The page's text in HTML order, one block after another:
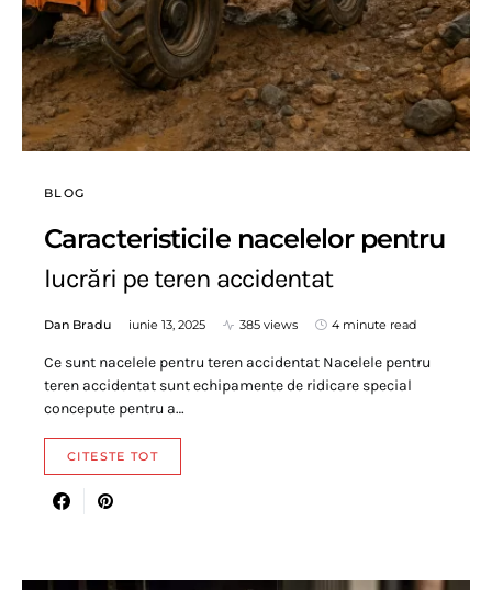
BLOG
Caracteristicile nacelelor pentru
lucrări pe teren accidentat
Dan Bradu iunie 13, 2025 385 views 4 minute read
Ce sunt nacelele pentru teren accidentat Nacelele pentru
teren accidentat sunt echipamente de ridicare special
concepute pentru a…
CITESTE TOT